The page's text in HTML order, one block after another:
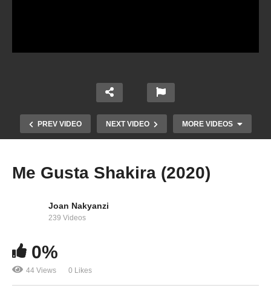
PREV VIDEO NEXT VIDEO MORE VIDEOS
Me Gusta Shakira (2020)
Joan Nakyanzi
239 Videos
0%
44 Views 0 Likes